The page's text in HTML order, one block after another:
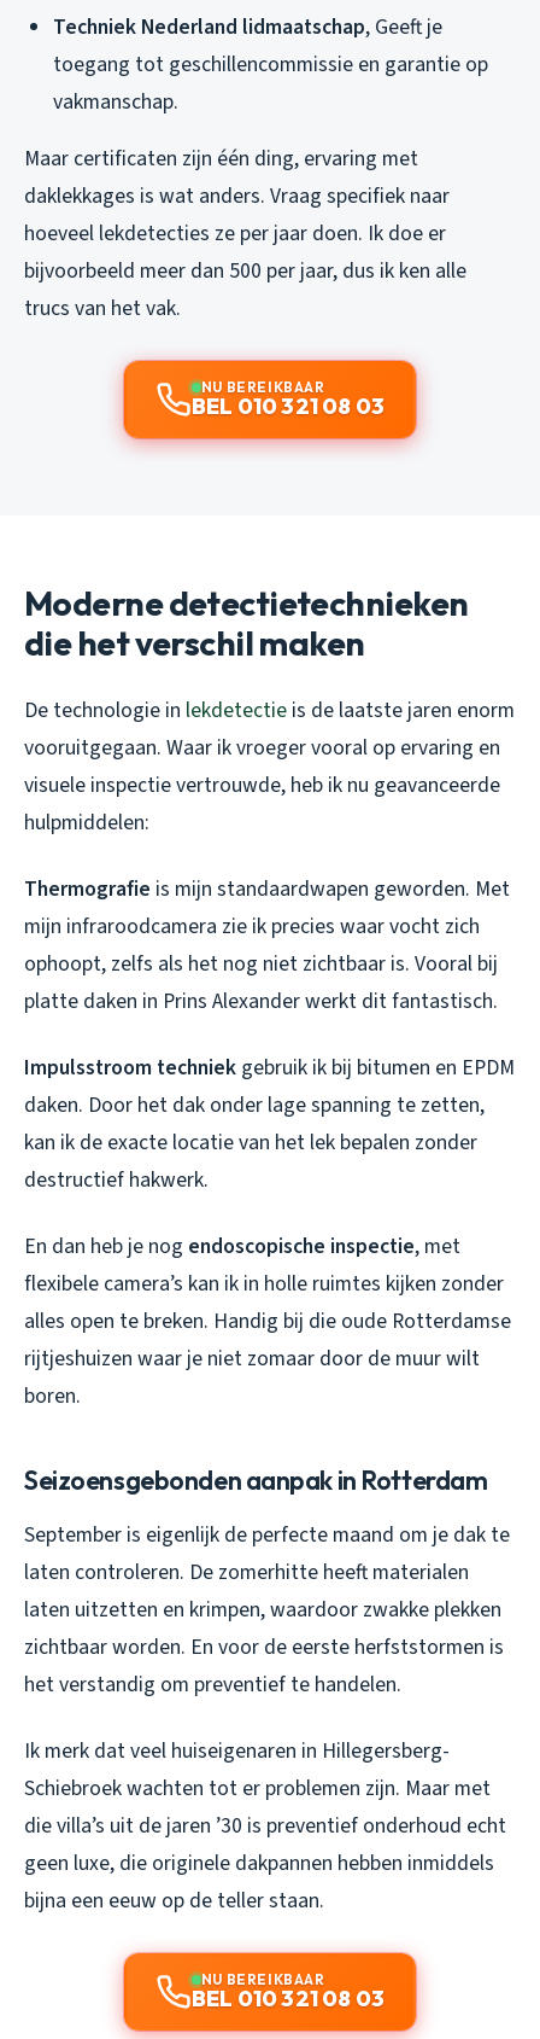
Techniek Nederland lidmaatschap, Geeft je
toegang tot geschillencommissie en garantie op
vakmanschap.
Maar certificaten zijn één ding, ervaring met
daklekkages is wat anders. Vraag specifiek naar
hoeveel lekdetecties ze per jaar doen. Ik doe er
bijvoorbeeld meer dan 500 per jaar, dus ik ken alle
trucs van het vak.
NU BEREIKBAAR
BEL 010 321 08 03
Moderne detectietechnieken
die het verschil maken
De technologie in lekdetectie is de laatste jaren enorm
vooruitgegaan. Waar ik vroeger vooral op ervaring en
visuele inspectie vertrouwde, heb ik nu geavanceerde
hulpmiddelen:
Thermografie is mijn standaardwapen geworden. Met
mijn infraroodcamera zie ik precies waar vocht zich
ophoopt, zelfs als het nog niet zichtbaar is. Vooral bij
platte daken in Prins Alexander werkt dit fantastisch.
Impulsstroom techniek gebruik ik bij bitumen en EPDM
daken. Door het dak onder lage spanning te zetten,
kan ik de exacte locatie van het lek bepalen zonder
destructief hakwerk.
En dan heb je nog endoscopische inspectie, met
flexibele camera’s kan ik in holle ruimtes kijken zonder
alles open te breken. Handig bij die oude Rotterdamse
rijtjeshuizen waar je niet zomaar door de muur wilt
boren.
Seizoensgebonden aanpak in Rotterdam
September is eigenlijk de perfecte maand om je dak te
laten controleren. De zomerhitte heeft materialen
laten uitzetten en krimpen, waardoor zwakke plekken
zichtbaar worden. En voor de eerste herfststormen is
het verstandig om preventief te handelen.
Ik merk dat veel huiseigenaren in Hillegersberg-
Schiebroek wachten tot er problemen zijn. Maar met
die villa’s uit de jaren ’30 is preventief onderhoud echt
geen luxe, die originele dakpannen hebben inmiddels
bijna een eeuw op de teller staan.
NU BEREIKBAAR
BEL 010 321 08 03